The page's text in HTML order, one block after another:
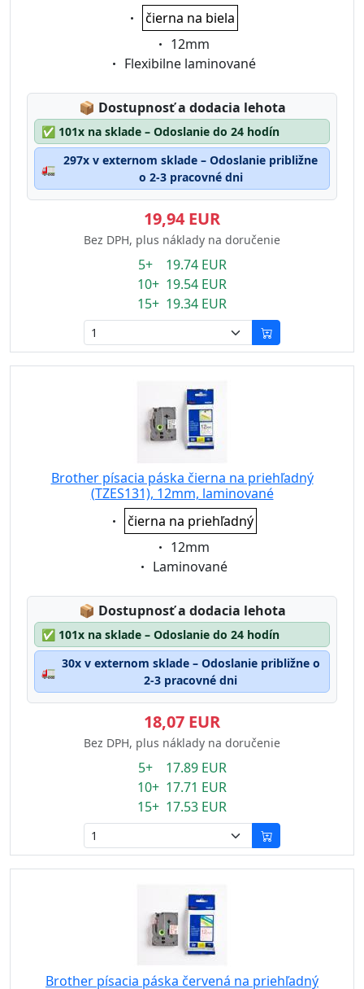
Eigenschaft:
čierna na biela
Eigenschaft:
12mm
Eigenschaft:
Flexibilne laminované
📦 Lagerstatus:
Dostupnosť a dodacia lehota
✅ 101x na sklade – Odoslanie do 24 hodín
🚛
297x v externom sklade – Odoslanie približne
o 2-3 pracovné dni
19,94 EUR
Bez DPH, plus náklady na doručenie
5+ 19.74 EUR
10+ 19.54 EUR
15+ 19.34 EUR
Brother písacia páska čierna na priehľadný
(TZES131), 12mm, laminované
Eigenschaft:
čierna na priehľadný
Eigenschaft:
12mm
Eigenschaft:
Laminované
📦 Lagerstatus:
Dostupnosť a dodacia lehota
✅ 101x na sklade – Odoslanie do 24 hodín
🚛
30x v externom sklade – Odoslanie približne o
2-3 pracovné dni
18,07 EUR
Bez DPH, plus náklady na doručenie
5+ 17.89 EUR
10+ 17.71 EUR
15+ 17.53 EUR
Brother písacia páska červená na priehľadný